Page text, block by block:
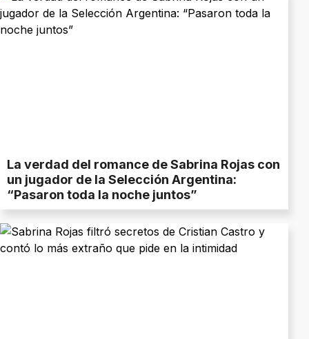
La verdad del romance de Sabrina Rojas con
un jugador de la Selección Argentina:
“Pasaron toda la noche juntos”